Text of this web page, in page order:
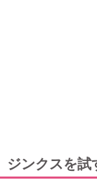
ジンクスを試